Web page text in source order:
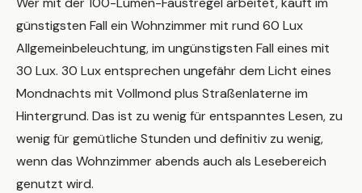
günstigsten Fall ein Wohnzimmer mit rund 60 Lux
Allgemeinbeleuchtung, im ungünstigsten Fall eines mit
30 Lux. 30 Lux entsprechen ungefähr dem Licht eines
Mondnachts mit Vollmond plus Straßenlaterne im
Hintergrund. Das ist zu wenig für entspanntes Lesen, zu
wenig für gemütliche Stunden und definitiv zu wenig,
wenn das Wohnzimmer abends auch als Lesebereich
genutzt wird.